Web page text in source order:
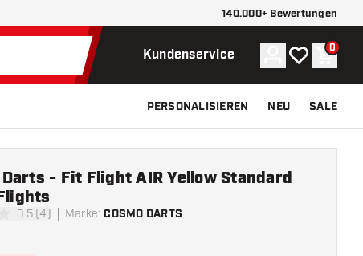
140.000+ Bewertungen
Kundenservice Konto
Meine 0
PERSONALISIEREN NEU SALE
3.5 (4) Marke: COSMO DARTS
Darts - Fit Flight AIR Yellow Standard